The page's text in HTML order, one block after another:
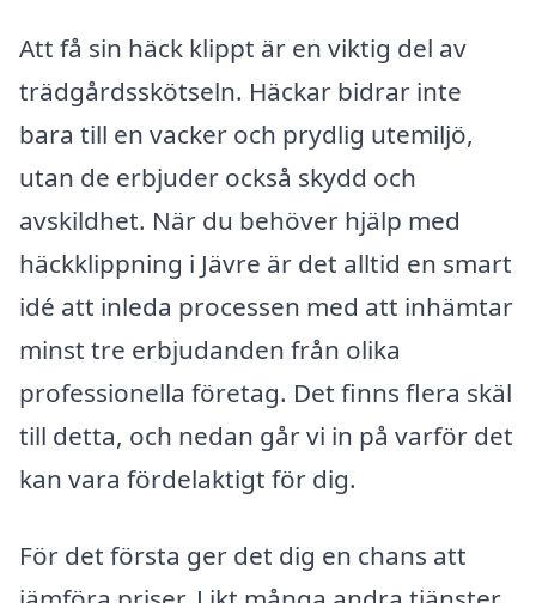
Att få sin häck klippt är en viktig del av
trädgårdsskötseln. Häckar bidrar inte
bara till en vacker och prydlig utemiljö,
utan de erbjuder också skydd och
avskildhet. När du behöver hjälp med
häckklippning i Jävre är det alltid en smart
idé att inleda processen med att inhämtar
minst tre erbjudanden från olika
professionella företag. Det finns flera skäl
till detta, och nedan går vi in på varför det
kan vara fördelaktigt för dig.
För det första ger det dig en chans att